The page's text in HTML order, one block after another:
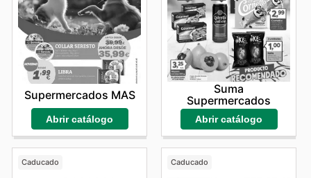
Supermercados MAS
Abrir catálogo
Suma
Supermercados
Abrir catálogo
Caducado Caducado